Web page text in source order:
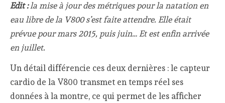
Edit :la mise à jour des métriques pour la natation en
eau libre de la V800 s’est faite attendre. Elle était
prévue pour mars 2015, puis juin… Et est enfin arrivée
en juillet.
Un détail différencie ces deux dernières : le capteur
cardio de la V800 transmet en temps réel ses
données à la montre, ce qui permet de les afficher